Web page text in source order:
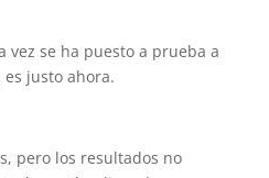
vez se ha puesto a prueba a
es justo ahora.
pero los resultados no